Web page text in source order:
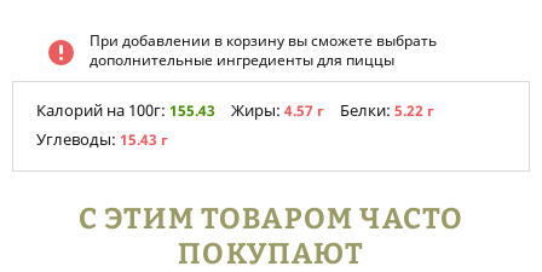
При добавлении в корзину вы сможете выбрать
дополнительные ингредиенты для пиццы
Калорий на 100г: 155.43 Жиры: 4.57 г Белки: 5.22 г
Углеводы: 15.43 г
С ЭТИМ ТОВАРОМ ЧАСТО
ПОКУПАЮТ